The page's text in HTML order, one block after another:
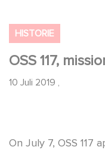
HISTORIE
OSS 117,
10 Juli 2019 ,
On July 7, OSS 117